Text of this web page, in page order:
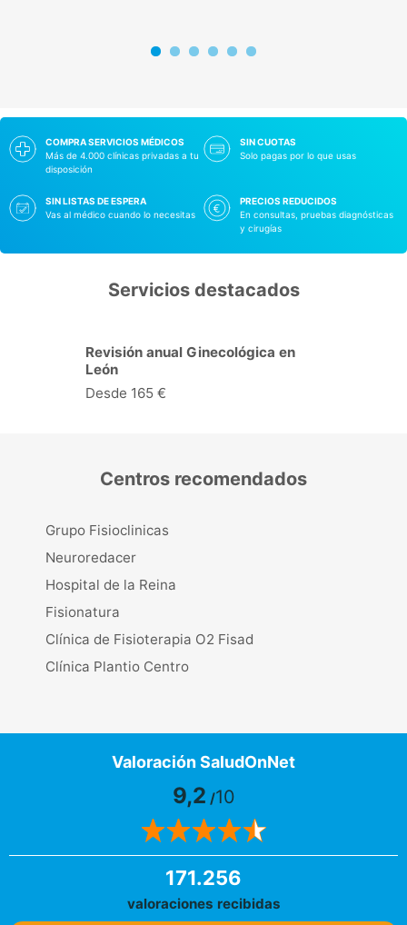
COMPRA SERVICIOS MÉDICOS
Más de 4.000 clínicas privadas a tu
disposición
SIN CUOTAS
Solo pagas por lo que usas
SIN LISTAS DE ESPERA
Vas al médico cuando lo necesitas
PRECIOS REDUCIDOS
En consultas, pruebas diagnósticas
y cirugías
Servicios destacados
Analisis de la pisada+ Plantilla en
León
Desde 179 €
Centros recomendados
Grupo Fisioclinicas
Neuroredacer
Hospital de la Reina
Fisionatura
Clínica de Fisioterapia O2 Fisad
Clínica Plantio Centro
Valoración SaludOnNet
9,2 /10
171.256
valoraciones recibidas